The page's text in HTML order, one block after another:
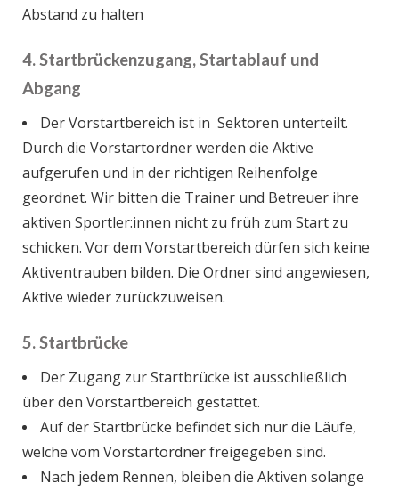
Abstand zu halten
4. Startbrückenzugang, Startablauf und
Abgang
Der Vorstartbereich ist in Sektoren unterteilt.
Durch die Vorstartordner werden die Aktive
aufgerufen und in der richtigen Reihenfolge
geordnet. Wir bitten die Trainer und Betreuer ihre
aktiven Sportler:innen nicht zu früh zum Start zu
schicken. Vor dem Vorstartbereich dürfen sich keine
Aktiventrauben bilden. Die Ordner sind angewiesen,
Aktive wieder zurückzuweisen.
5. Startbrücke
Der Zugang zur Startbrücke ist ausschließlich
über den Vorstartbereich gestattet.
Auf der Startbrücke befindet sich nur die Läufe,
welche vom Vorstartordner freigegeben sind.
Nach jedem Rennen, bleiben die Aktiven solange